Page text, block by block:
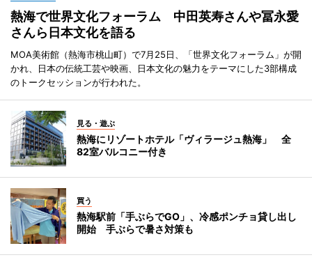
熱海で世界文化フォーラム 中田英寿さんや冨永愛
さんら日本文化を語る
MOA美術館（熱海市桃山町）で7月25日、「世界文化フォーラム」が開
かれ、日本の伝統工芸や映画、日本文化の魅力をテーマにした3部構成
のトークセッションが行われた。
見る・遊ぶ
熱海にリゾートホテル「ヴィラージュ熱海」 全
82室バルコニー付き
買う
熱海駅前「手ぶらでGO」、冷感ポンチョ貸し出し
開始 手ぶらで暑さ対策も